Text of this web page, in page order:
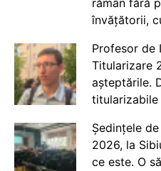
rămân fără
învățătorii,
Profesor de
Titularizare
așteptările.
titularizabile
Ședințele
2026, la
ce este. O